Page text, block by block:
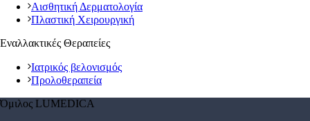
Αισθητική Δερματολογία
Πλαστική Χειρουργική
Εναλλακτικές Θεραπείες
Ιατρικός βελονισμός
Προλοθεραπεία
Όμιλος LUMEDICA